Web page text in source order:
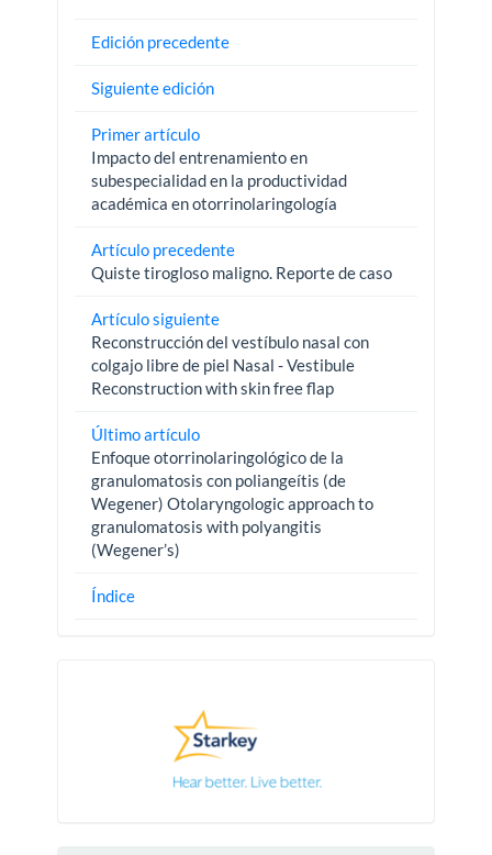
Edición precedente
Siguiente edición
Primer artículo
Impacto del entrenamiento en
subespecialidad en la productividad
académica en otorrinolaringología
Artículo precedente
Quiste tirogloso maligno. Reporte de caso
Artículo siguiente
Reconstrucción del vestíbulo nasal con
colgajo libre de piel Nasal - Vestibule
Reconstruction with skin free flap
Último artículo
Enfoque otorrinolaringológico de la
granulomatosis con poliangeítis (de
Wegener) Otolaryngologic approach to
granulomatosis with polyangitis
(Wegener’s)
Índice